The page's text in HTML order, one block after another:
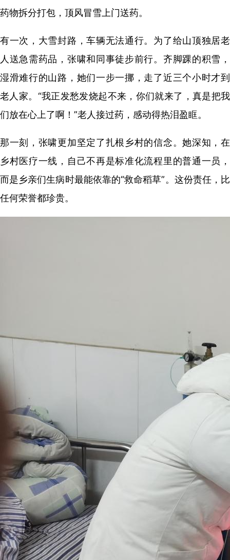
药物拆分打包，顶风冒雪上门送药。
有一次，大雪封路，车辆无法通行。为了给山顶独居老
人送急需药品，张啸和同事徒步前行。齐脚踝的积雪，
湿滑难行的山路，她们一步一挪，走了近三个小时才到
老人家。“我正发愁发烧起不来，你们就来了，真是把我
们放在心上了啊！”老人接过药，感动得热泪盈眶。
那一刻，张啸更加坚定了扎根乡村的信念。她深知，在
乡村医疗一线，自己不再是标准化流程里的普通一员，
而是乡亲们生病时最能依靠的“救命稻草”。这份责任，比
任何荣誉都珍贵。